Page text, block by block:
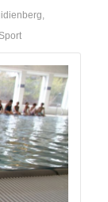
,
Sport